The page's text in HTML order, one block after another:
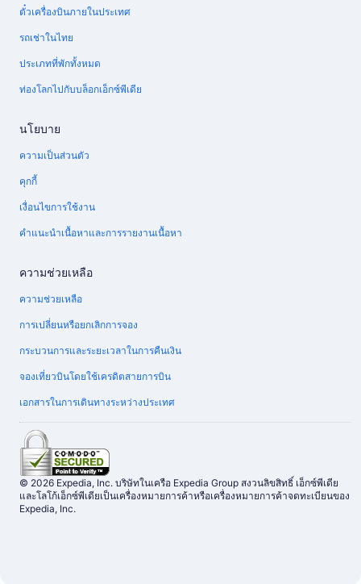
ตั๋วเครื่องบินภายในประเทศ
รถเช่าในไทย
ประเภทที่พักทั้งหมด
ท่องโลกไปกับบล็อกเอ็กซ์พีเดีย
นโยบาย
ความเป็นส่วนตัว
คุกกี้
เงื่อนไขการใช้งาน
คำแนะนำเนื้อหาและการรายงานเนื้อหา
ความช่วยเหลือ
ความช่วยเหลือ
การเปลี่ยนหรือยกเลิกการจอง
กระบวนการและระยะเวลาในการคืนเงิน
จองเที่ยวบินโดยใช้เครดิตสายการบิน
เอกสารในการเดินทางระหว่างประเทศ
© 2026 Expedia, Inc. บริษัทในเครือ Expedia Group สงวนลิขสิทธิ์ เอ็กซ์พีเดีย
และโลโก้เอ็กซ์พีเดียเป็นเครื่องหมายการค้าหรือเครื่องหมายการค้าจดทะเบียนของ
Expedia, Inc.